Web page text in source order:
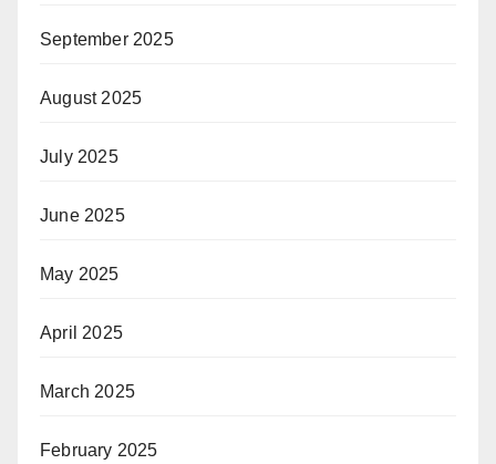
September 2025
August 2025
July 2025
June 2025
May 2025
April 2025
March 2025
February 2025